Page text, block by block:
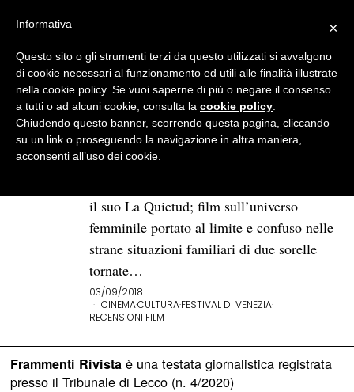
BROWSE TAG
la quietud
«La Quietud», l’amore e la
sorellanza per Pablo Trapero
Tornato a Venezia dopo il leone d’oro
il suo La Quietud; film sull’universo
femminile portato al limite e confuso nelle
strane situazioni familiari di due sorelle
tornate…
03/09/2018
CINEMA·CULTURA·FESTIVAL DI VENEZIA·
RECENSIONI FILM
Frammenti Rivistaè una testata giornalistica registrata
presso il Tribunale di Lecco (n. 4/2020)
×
Informativa
Questo sito o gli strumenti terzi da questo utilizzati si avvalgono
di cookie necessari al funzionamento ed utili alle finalità illustrate
nella cookie policy. Se vuoi saperne di più o negare il consenso
a tutti o ad alcuni cookie, consulta la cookie policy
Chiudendo questo banner, scorrendo questa pagina, cliccando
su un link o proseguendo la navigazione in altra maniera,
acconsenti all’uso dei cookie.